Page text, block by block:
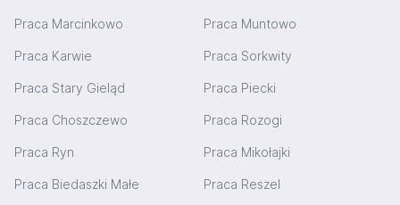
Praca Marcinkowo Praca Muntowo
Praca Karwie Praca Sorkwity
Praca Stary Gieląd Praca Piecki
Praca Choszczewo Praca Rozogi
Praca Ryn Praca Mikołajki
Praca Biedaszki Małe Praca Reszel